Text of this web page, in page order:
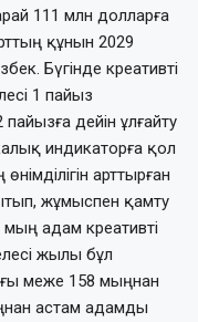
111 млн долларға
құнын 2029
Бүгінде креативті
1 пайыз
дейін ұл­ғайту
индикаторға қол
арттырған
жұмыспен қамту
мың адам креативті
жылы бұл
меже 158 мыңнан
астам адамды